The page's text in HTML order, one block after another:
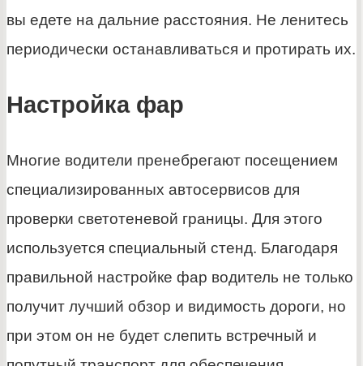
вы едете на дальние расстояния. Не ленитесь
периодически останавливаться и протирать их.
Настройка фар
Многие водители пренебрегают посещением
специализированных автосервисов для
проверки светотеневой границы. Для этого
используется специальный стенд. Благодаря
правильной настройке фар водитель не только
получит лучший обзор и видимость дороги, но
при этом он не будет слепить встречный и